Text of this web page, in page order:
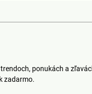
ponukách a
zadarmo.